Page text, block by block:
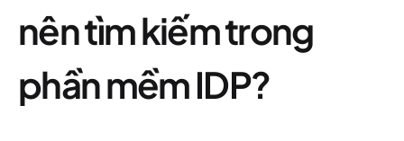
nên tìm kiếm trong
phần mềm IDP?